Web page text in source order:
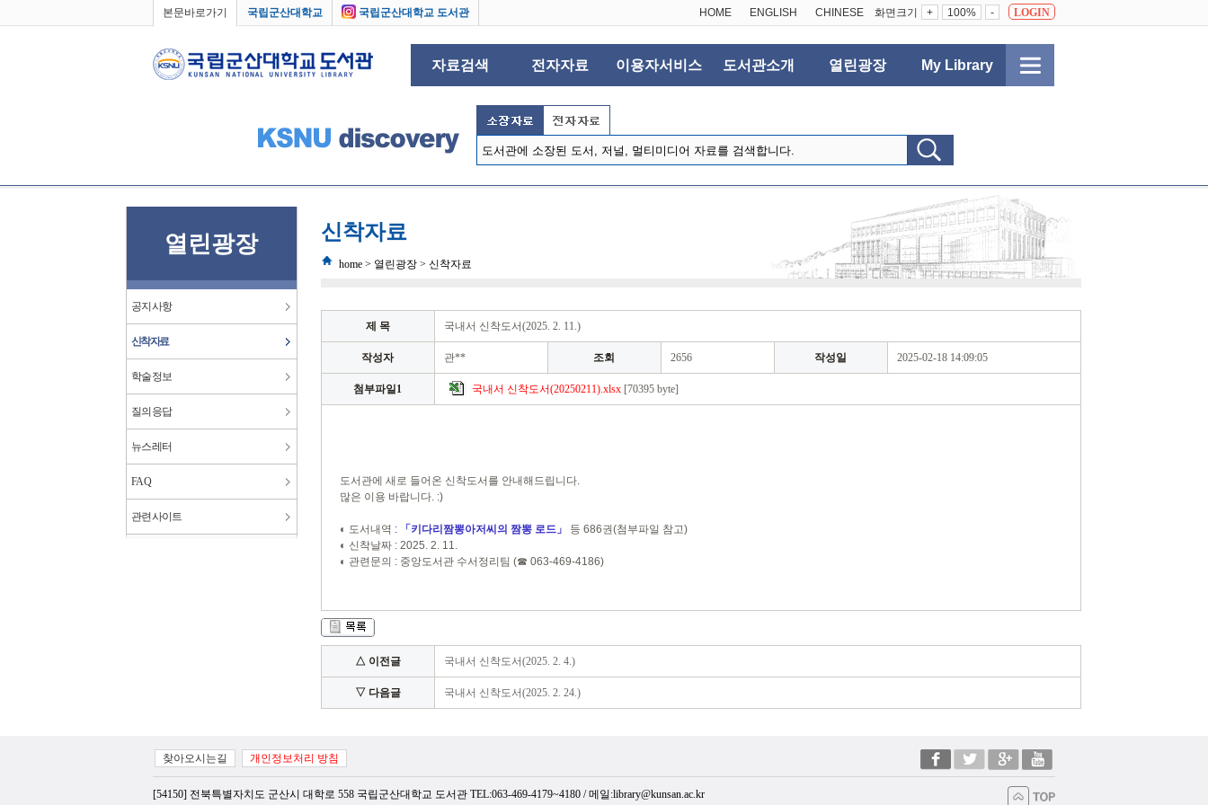
본문바로가기 국립군산대학교 국립군산대학교 도서관 HOME ENGLISH CHINESE 화면크기 + 100% - LOGIN
자료검색 전자자료 이용자서비스 도서관소개 열린광장 My Library
열린광장
공지사항
신착자료
학술정보
질의응답
뉴스레터
FAQ
관련사이트
신착자료
home > 열린광장 > 신착자료
제 목 국내서 신착도서(2025. 2. 11.)
작성자 관** 조회 2656 작성일 2025-02-18 14:09:05
첨부파일1 국내서 신착도서(20250211).xlsx[70395 byte]
도서관에 새로 들어온 신착도서를 안내해드립니다.
많은 이용 바랍니다. :)
◐ 도서내역 : 「키다리짬뽕아저씨의 짬뽕 로드」
등 686권(첨부파일 참고)
◐ 신착날짜 : 2025. 2. 11.
◐ 관련문의 : 중앙도서관 수서정리팀 (☎ 063-469-4186)
△ 이전글 국내서 신착도서(2025. 2. 4.)
▽ 다음글 국내서 신착도서(2025. 2. 24.)
찾아오시는길 개인정보처리 방침
[54150] 전북특별자치도 군산시 대학로 558 국립군산대학교 도서관 TEL:063-469-4179~4180 / 메일:library@kunsan.ac.kr